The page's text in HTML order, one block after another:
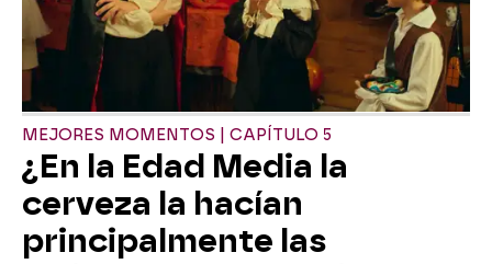
MEJORES MOMENTOS | CAPÍTULO 5
¿En la Edad Media la
cerveza la hacían
principalmente las